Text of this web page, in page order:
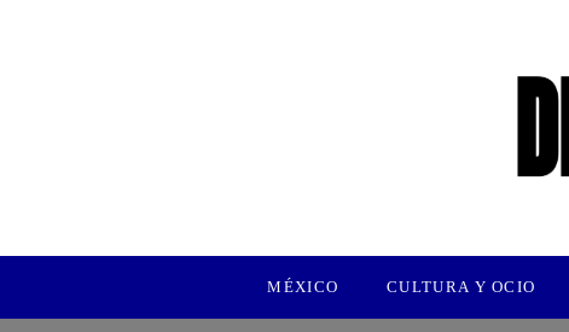
MÉXICO CULTURA Y OCIO